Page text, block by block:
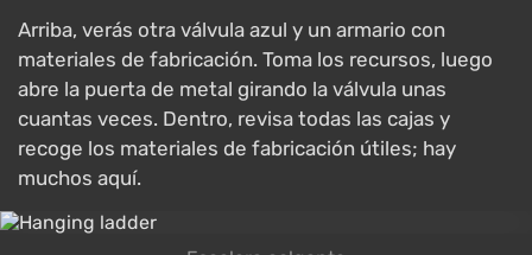
Arriba, verás otra válvula azul y un armario con
materiales de fabricación. Toma los recursos, luego
abre la puerta de metal girando la válvula unas
cuantas veces. Dentro, revisa todas las cajas y
recoge los materiales de fabricación útiles; hay
muchos aquí.